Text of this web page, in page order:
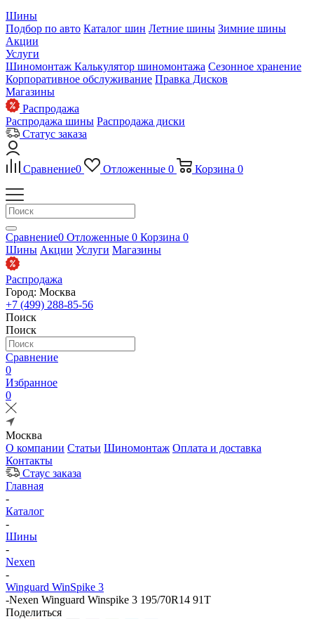
Шины
Подбор по авто Каталог шин Летние шины Зимние шины
Акции
Услуги
Шиномонтаж Калькулятор шиномонтажа Сезонное хранение
Корпоративное обслуживание Правка Дисков
Магазины
Распродажа
Распродажа шины Распродажа диски
Статус заказа
Сравнение0 Отложенные 0 Корзина 0
Сравнение0 Отложенные 0 Корзина 0
Шины Акции Услуги Магазины
Распродажа
Город: Москва
+7 (499) 288-85-56
Поиск
Поиск
Сравнение
0
Избранное
0
Москва
О компании Статьи Шиномонтаж Оплата и доставка
Контакты
Стаус заказа
Главная
-
Каталог
-
Шины
-
Nexen
-
Winguard WinSpike 3
-Nexen Winguard Winspike 3 195/70R14 91T
Поделиться